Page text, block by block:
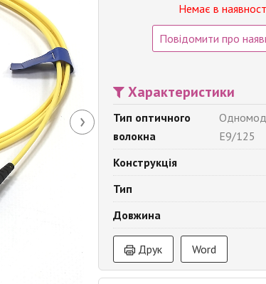
›
Немає в
Повідомити про
Характеристики
Тип оптичного
волокна
Одномод
E9/125
Конструкція
Тип
Довжина
Друк Word